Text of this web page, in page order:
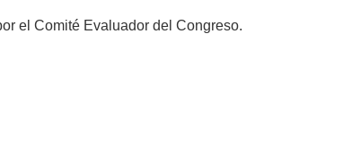
el Comité Evaluador del Congreso.